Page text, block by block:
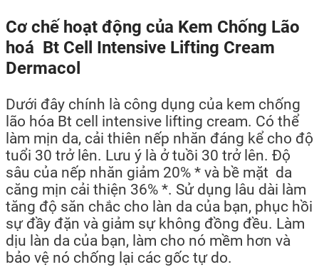
Cơ chế hoạt động của Kem Chống Lão
hoá Bt Cell Intensive Lifting Cream
Dermacol
Dưới đây chính là công dụng của kem chống
lão hóa Bt cell intensive lifting cream. Có thể
làm mịn da, cải thiên nếp nhăn đáng kể cho độ
tuổi 30 trở lên. Lưu ý là ở tuồi 30 trở lên. Độ
sâu của nếp nhăn giảm 20% * và bề mặt da
căng mịn cải thiện 36% *. Sử dụng lâu dài làm
tăng độ săn chắc cho làn da của bạn, phục hồi
sự đầy đặn và giảm sự không đồng đều. Làm
dịu làn da của bạn, làm cho nó mềm hơn và
bảo vệ nó chống lại các gốc tự do.